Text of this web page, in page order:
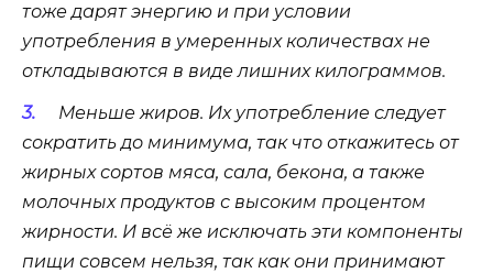
тоже дарят энергию и при условии
употребления в умеренных количествах не
откладываются в виде лишних килограммов.
Меньше жиров. Их употребление следует
сократить до минимума, так что откажитесь от
жирных сортов мяса, сала, бекона, а также
молочных продуктов с высоким процентом
жирности. И всё же исключать эти компоненты
пищи совсем нельзя, так как они принимают